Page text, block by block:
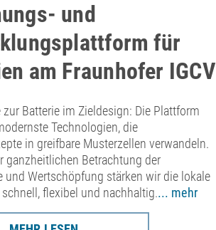
und
für
am Fraunhofer IGCV
zur Batterie im Zieldesign: Die Plattform
Technologien, die
in greifbare Musterzellen verwandeln.
ganzheitlichen Betrachtung der
und Wertschöpfung stärken wir die lokale
flexibel und nachhaltig.... mehr